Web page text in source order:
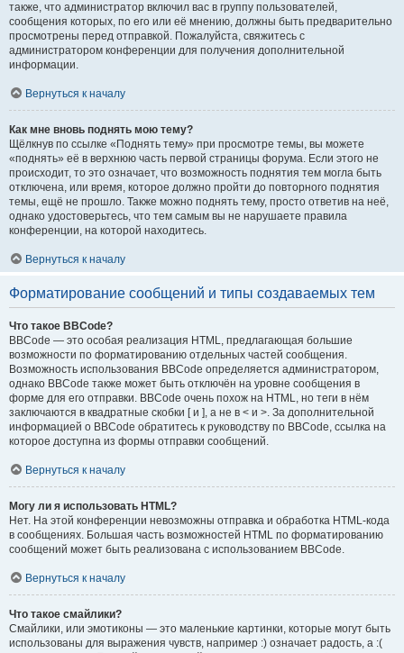
также, что администратор включил вас в группу пользователей,
сообщения которых, по его или её мнению, должны быть предварительно
просмотрены перед отправкой. Пожалуйста, свяжитесь с
администратором конференции для получения дополнительной
информации.
Вернуться к началу
Как мне вновь поднять мою тему?
Щёлкнув по ссылке «Поднять тему» при просмотре темы, вы можете
«поднять» её в верхнюю часть первой страницы форума. Если этого не
происходит, то это означает, что возможность поднятия тем могла быть
отключена, или время, которое должно пройти до повторного поднятия
темы, ещё не прошло. Также можно поднять тему, просто ответив на неё,
однако удостоверьтесь, что тем самым вы не нарушаете правила
конференции, на которой находитесь.
Вернуться к началу
Форматирование сообщений и типы создаваемых тем
Что такое BBCode?
BBCode — это особая реализация HTML, предлагающая большие
возможности по форматированию отдельных частей сообщения.
Возможность использования BBCode определяется администратором,
однако BBCode также может быть отключён на уровне сообщения в
форме для его отправки. BBCode очень похож на HTML, но теги в нём
заключаются в квадратные скобки [ и ], а не в < и >. За дополнительной
информацией о BBCode обратитесь к руководству по BBCode, ссылка на
которое доступна из формы отправки сообщений.
Вернуться к началу
Могу ли я использовать HTML?
Нет. На этой конференции невозможны отправка и обработка HTML-кода
в сообщениях. Большая часть возможностей HTML по форматированию
сообщений может быть реализована с использованием BBCode.
Вернуться к началу
Что такое смайлики?
Смайлики, или эмотиконы — это маленькие картинки, которые могут быть
использованы для выражения чувств, например :) означает радость, а :(